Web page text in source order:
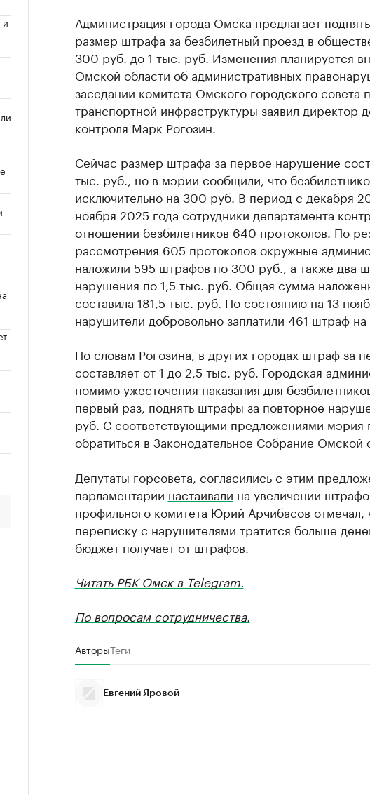
Администрация города Омска предлагает
размер штрафа за безбилетный проезд в
300 руб. до 1 тыс. руб. Изменения планируется
Омской области об административных
заседании комитета Омского городского совета
транспортной инфраструктуры заявил директор
контроля Марк Рогозин.
Сейчас размер штрафа за первое нарушение
тыс. руб., но в мэрии сообщили, что
исключительно на 300 руб. В период с декабря
ноября 2025 года сотрудники департамента
отношении безбилетников 640 протоколов. По
рассмотрения 605 протоколов окружные
наложили 595 штрафов по 300 руб., а также два
нарушения по 1,5 тыс. руб. Общая сумма
составила 181,5 тыс. руб. По состоянию на 13
нарушители добровольно заплатили 461 штраф на
По словам Рогозина, в других городах штраф за
составляет от 1 до 2,5 тыс. руб. Городская
помимо ужесточения наказания для
первый раз, поднять штрафы за повторное
руб. С соответствующими предложениями мэрия
обратиться в Законодательное Собрание Омской
Депутаты горсовета, согласились с этим
парламентарии настаивали на увеличении
профильного комитета Юрий Арчибасов отмечал,
переписку с нарушителями тратится больше
бюджет получает от штрафов.
Читать РБК Омск в Telegram.
По вопросам сотрудничества.
АвторыТеги
Евгений Яровой